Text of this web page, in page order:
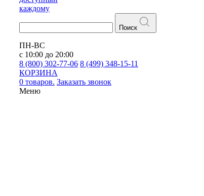
каждому
Поиск
ПН-ВС
с 10:00 до 20:00
8 (800) 302-77-06 8 (499) 348-15-11
КОРЗИНА
0 товаров. Заказать звонок
Меню